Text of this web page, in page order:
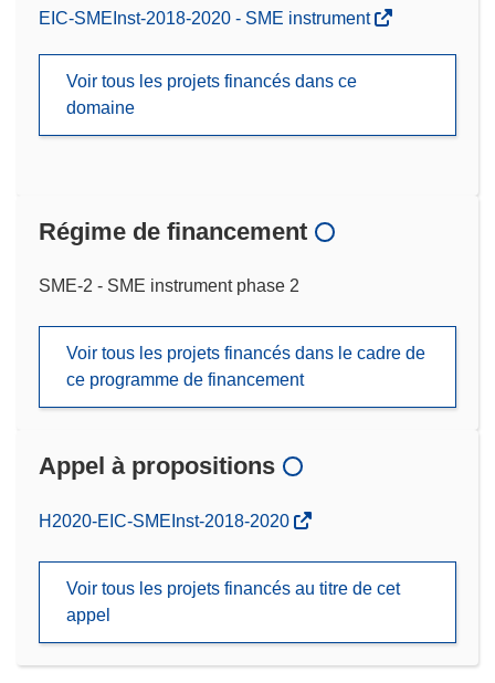
EIC-SMEInst-2018-2020 - SME instrument
Voir tous les projets financés dans ce
domaine
Régime de financement
SME-2 - SME instrument phase 2
Voir tous les projets financés dans le cadre de
ce programme de financement
Appel à propositions
(s’ouvre
nouvelle
fenêtre)
H2020-EIC-SMEInst-2018-2020
Voir tous les projets financés au titre de cet
appel